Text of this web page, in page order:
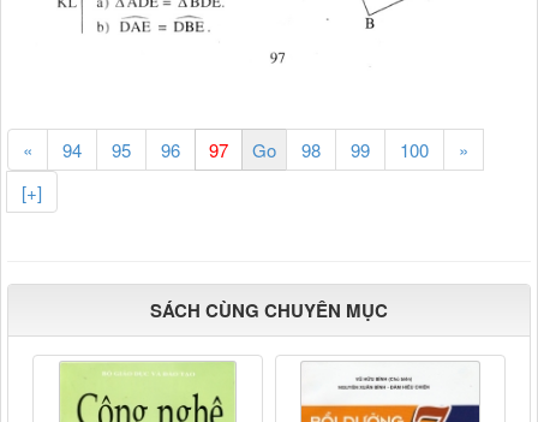
« 94 95 96 98 99 100
»
[+]
SÁCH CÙNG CHUYÊN MỤC